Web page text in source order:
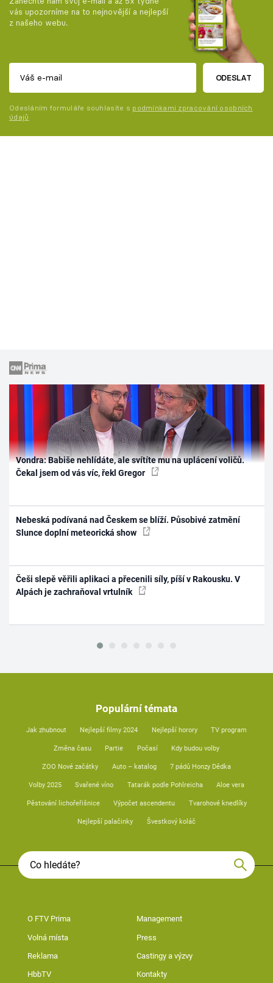
vás upozorníme na to nejnovější a nejlepší
z našeho webu.
ODESLAT
Odesláním formuláře souhlasíte s podmínkami zpracování osobních
údajů
Vondra: Babiše nehlídáte, ale svítíte mu na uplácení voličů.
Čekal jsem od vás víc, řekl Gregor
Nebeská podívaná nad Českem se blíží. Působivé zatmění
Slunce doplní meteorická show
Češi slepě věřili aplikaci a přecenili síly, píší v Rakousku. V
Alpách je zachraňoval vrtulník
Populární témata
Jak zhubnout Nejlepší filmy 2024 Nejlepší horory TV program
Změna času Partie Počasí Kdy budou volby
ZOO Nové začátky Auto – katalog 7 pádů Honzy Dědka
Volby 2025 Svařené víno Tatarák podle Pohlreicha Aloe vera
Pěstování lichořeřišnice Výpočet ascendentu Tvarohové knedlíky
Nejlepší palačinky Švestkový koláč
O FTV Prima Management
Volná místa Press
Reklama Castingy a výzvy
HbbTV Kontakty